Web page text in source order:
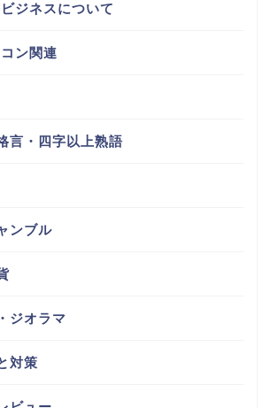
ジネスについて
ン関連
言・四字以上熟語
ンブル
ジオラマ
対策